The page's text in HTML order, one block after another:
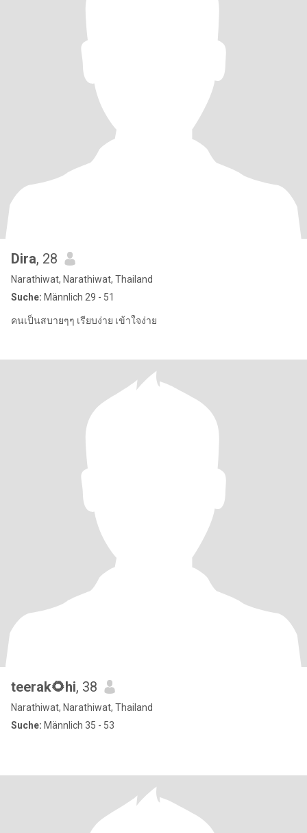
Dira, 28
Narathiwat, Narathiwat, Thailand
Suche: Männlich 29 - 51
คนเป็นสบายๆๆ เรียบง่าย เข้าใจง่าย
teerak🌻hi, 38
Narathiwat, Narathiwat, Thailand
Suche: Männlich 35 - 53